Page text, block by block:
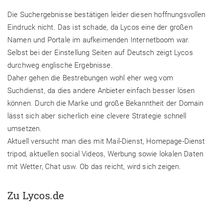
Die Suchergebnisse bestätigen leider diesen hoffnungsvollen
Eindruck nicht. Das ist schade, da Lycos eine der großen
Namen und Portale im aufkeimenden Internetboom war.
Selbst bei der Einstellung Seiten auf Deutsch zeigt Lycos
durchweg englische Ergebnisse.
Daher gehen die Bestrebungen wohl eher weg vom
Suchdienst, da dies andere Anbieter einfach besser lösen
können. Durch die Marke und große Bekanntheit der Domain
lässt sich aber sicherlich eine clevere Strategie schnell
umsetzen.
Aktuell versucht man dies mit Mail-Dienst, Homepage-Dienst
tripod, aktuellen social Videos, Werbung sowie lokalen Daten
mit Wetter, Chat usw. Ob das reicht, wird sich zeigen.
Zu Lycos.de